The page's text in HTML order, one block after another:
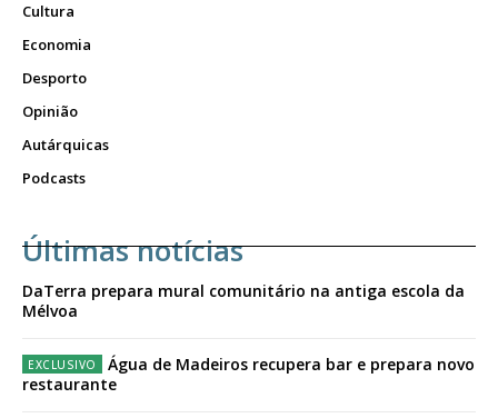
Cultura
Economia
Desporto
Opinião
Autárquicas
Podcasts
Últimas notícias
DaTerra prepara mural comunitário na antiga escola da
Mélvoa
Água de Madeiros recupera bar e prepara novo
restaurante